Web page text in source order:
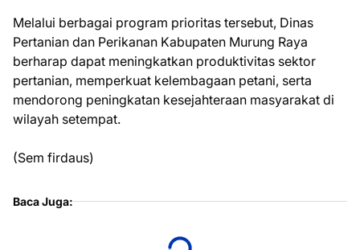
Melalui berbagai program prioritas tersebut, Dinas
Pertanian dan Perikanan Kabupaten Murung Raya
berharap dapat meningkatkan produktivitas sektor
pertanian, memperkuat kelembagaan petani, serta
mendorong peningkatan kesejahteraan masyarakat di
wilayah setempat.
(Sem firdaus)
Baca Juga: